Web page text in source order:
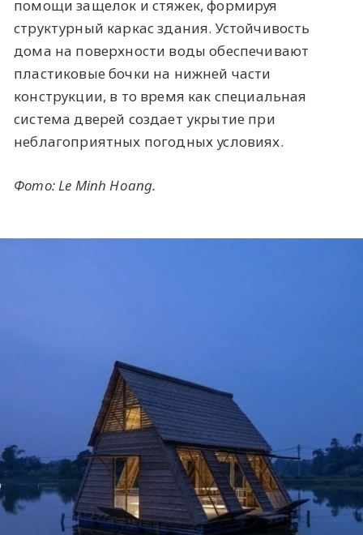
помощи защелок и стяжек, формируя
структурный каркас здания. Устойчивость
дома на поверхности воды обеспечивают
пластиковые бочки на нижней части
конструкции, в то время как специальная
система дверей создает укрытие при
неблагоприятных погодных условиях.
Фото: Le Minh Hoang.